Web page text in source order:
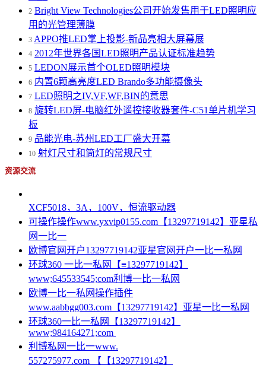
2 Bright View Technologies公司开始发售用于LED照明应
用的光管理薄膜
3 APPO推LED掌上投影-新品亮相大屏幕展
4 2012年世界各国LED照明产品认证标准趋势
5 LEDON展示首个OLED照明模块
6 内置6颗高亮度LED Brando多功能摄像头
7 LED照明之IV,VF,WF,BIN的意思
8 旋转LED屏-电脑红外遥控接收器套件-C51单片机学习
板
9 品能光电-苏州LED工厂盛大开幕
10 射灯尺寸和筒灯的常规尺寸
资源交流
XCF5018，3A，100V，恒流驱动器
可操作操作www.yxvip0155.com【13297719142】亚星私
网一比一
欧博官网开户13297719142亚星官网开户一比一私网
环球360 一比一私网【≡13297719142】
www;645533545;com利博一比一私网
欧博一比一私网操作插件
www.aabbgg003.com【13297719142】亚星一比一私网
环球360一比一私网【13297719142】
www;984164271;com
利博私网一比一www.
557275977.com 【【13297719142】